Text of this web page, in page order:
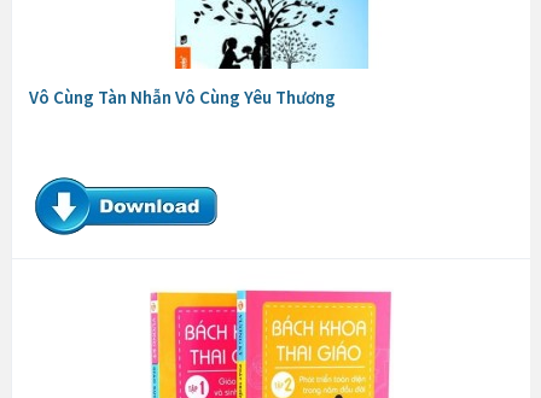
Vô Cùng Tàn Nhẫn Vô Cùng Yêu Thương